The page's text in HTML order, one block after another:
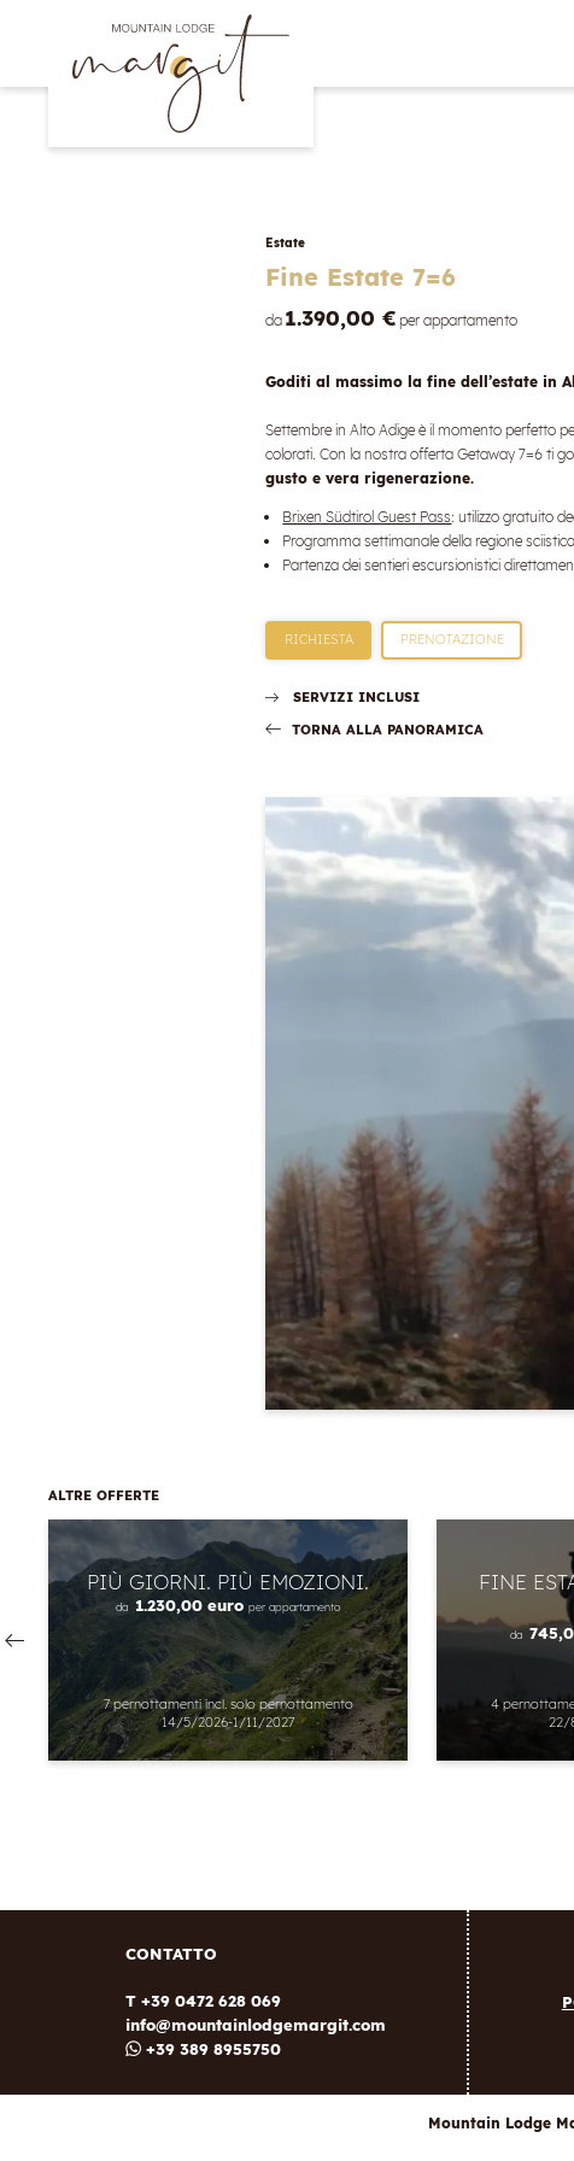
Estate
Fine Estate 7=6
da 1.390,00 € per appartamento
Goditi al massimo la fine dell’estate in
Settembre in Alto Adige è il momento perfetto
colorati. Con la nostra offerta Getaway 7=6 ti
gusto e vera rigenerazione.
Brixen Südtirol Guest Pass: utilizzo gratuito
Programma settimanale della regione
Partenza dei sentieri escursionistici
RICHIESTA PRENOTAZIONE
SERVIZI INCLUSI
TORNA ALLA PANORAMICA
ALTRE OFFERTE
PIÙ GIORNI. PIÙ EMOZIONI.
da 1.230,00 euro per appartamento
7 pernottamenti incl.solo pernottamento
14/5/2026-1/11/2027
FINE
da
4
22/
CONTATTO
T +39 0472 628 069
info@mountainlodgemargit.com
+39 389 8955750
Mountain Lodge